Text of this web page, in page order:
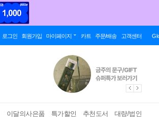
로그인 회원가입 마이페이지 카트 주문/배송 고객센터
이달의사은품 특가할인 추천도서 대량/법인